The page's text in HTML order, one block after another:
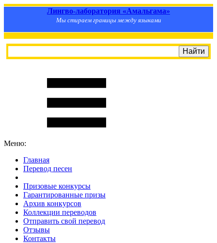
Лингво-лаборатория «Амальгама»
Мы стираем границы между языками
Меню:
Главная
Перевод песен
Призовые конкурсы
Гарантированные призы
Архив конкурсов
Коллекции переводов
Отправить свой перевод
Отзывы
Контакты